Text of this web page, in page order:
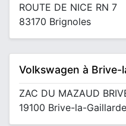
ROUTE DE NICE RN 7
83170 Brignoles
Volkswagen à Brive-
ZAC DU MAZAUD
19100 Brive-la-Gaillarde